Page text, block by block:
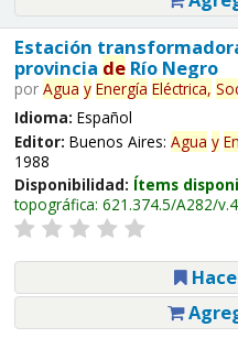
Estación
provincia deRío Negro
por Agua y Energía Eléctrica,
Idioma: Español
Editor: Buenos Aires: Agua y
1988
Disponibilidad: Ítems
topográfica: 621.374.5/A282/v.4